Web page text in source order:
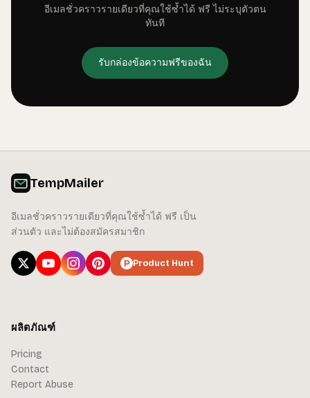
อีเมลชั่วคราวรายเดียวที่คุณใช้ซ้ำได้ ฟรี ไม่ระบุตัวตน
ทันที
รับกล่องข้อความฟรีของฉัน
TempMailer
อีเมลชั่วคราวรายเดียวที่คุณใช้ซ้ำได้ ฟรี เป็น
ส่วนตัว และไม่ต้องสมัครสมาชิก
Product Hunt
ผลิตภัณฑ์
Pricing
Contact
Report Abuse